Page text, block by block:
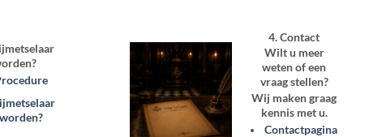
worden?
4. Contact
Wilt u meer
weten of een
vraag stellen?
Wij maken graag
kennis met u.
Contactpagina